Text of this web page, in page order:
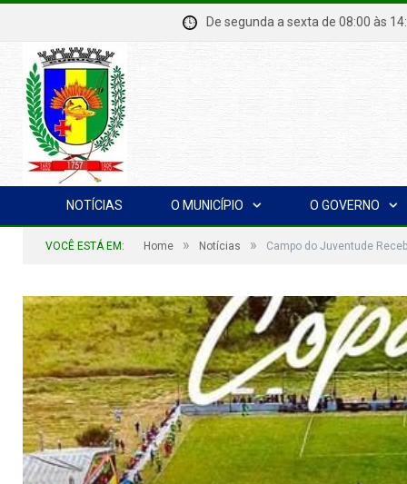
De segunda a sexta de 08:00
NOTÍCIAS O MUNICÍPIO O GOVERNO
VOCÊ ESTÁ EM: Home » Notícias » Campo do Juventude